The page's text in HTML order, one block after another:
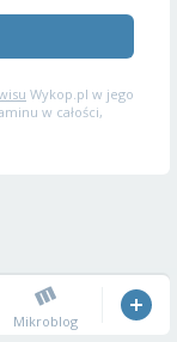
Wykop.pl w jego
w całości,
Mikroblog